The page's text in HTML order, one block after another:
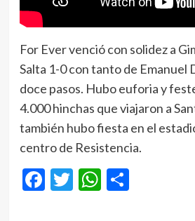
For Ever venció con solidez a
Salta 1-0 con tanto de Emanuel
doce pasos. Hubo euforia y
4.000 hinchas que viajaron a
también hubo fiesta en el
centro de Resistencia.
Facebook
Twitter
WhatsApp